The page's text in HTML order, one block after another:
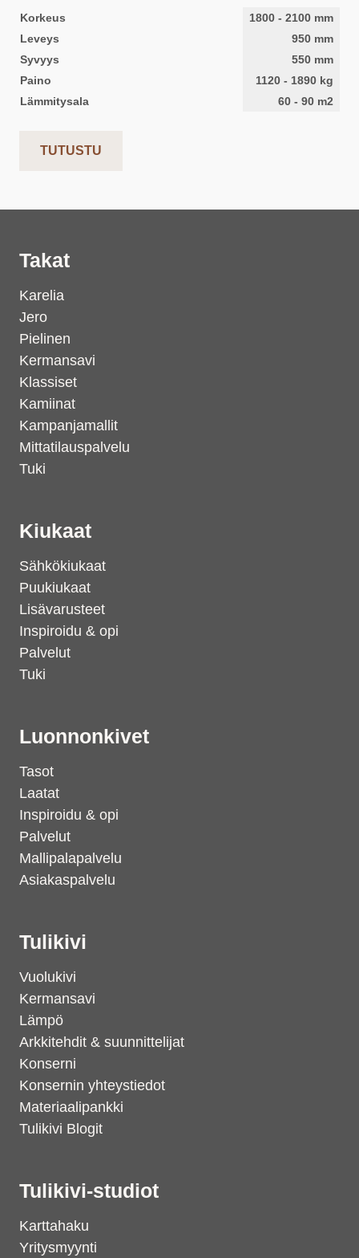
Korkeus 1800 - 2100 mm
Leveys
950 mm
Syvyys
550 mm
Paino
1120 - 1890 kg
Lämmitysala
60 - 90 m2
TUTUSTU
Takat
Karelia
Jero
Pielinen
Kermansavi
Klassiset
Kamiinat
Kampanjamallit
Mittatilauspalvelu
Tuki
Kiukaat
Sähkökiukaat
Puukiukaat
Lisävarusteet
Inspiroidu & opi
Palvelut
Tuki
Luonnonkivet
Tasot
Laatat
Inspiroidu & opi
Palvelut
Mallipalapalvelu
Asiakaspalvelu
Tulikivi
Vuolukivi
Kermansavi
Lämpö
Arkkitehdit & suunnittelijat
Konserni
Konsernin yhteystiedot
Materiaalipankki
Tulikivi Blogit
Tulikivi-studiot
Karttahaku
Yritysmyynti